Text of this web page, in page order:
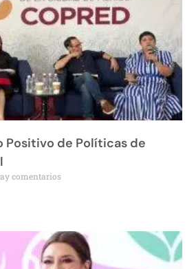
Positivo de Políticas de
comentarios